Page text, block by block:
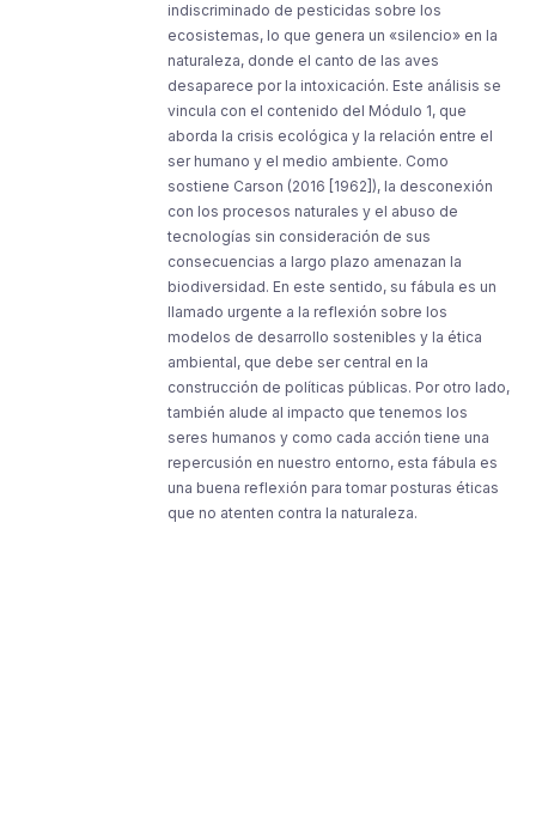
indiscriminado de pesticidas sobre los
ecosistemas, lo que genera un «silencio» en la
naturaleza, donde el canto de las aves
desaparece por la intoxicación. Este análisis se
vincula con el contenido del Módulo 1, que
aborda la crisis ecológica y la relación entre el
ser humano y el medio ambiente. Como
sostiene Carson (2016 [1962]), la desconexión
con los procesos naturales y el abuso de
tecnologías sin consideración de sus
consecuencias a largo plazo amenazan la
biodiversidad. En este sentido, su fábula es un
llamado urgente a la reflexión sobre los
modelos de desarrollo sostenibles y la ética
ambiental, que debe ser central en la
construcción de políticas públicas. Por otro lado,
también alude al impacto que tenemos los
seres humanos y como cada acción tiene una
repercusión en nuestro entorno, esta fábula es
una buena reflexión para tomar posturas éticas
que no atenten contra la naturaleza.